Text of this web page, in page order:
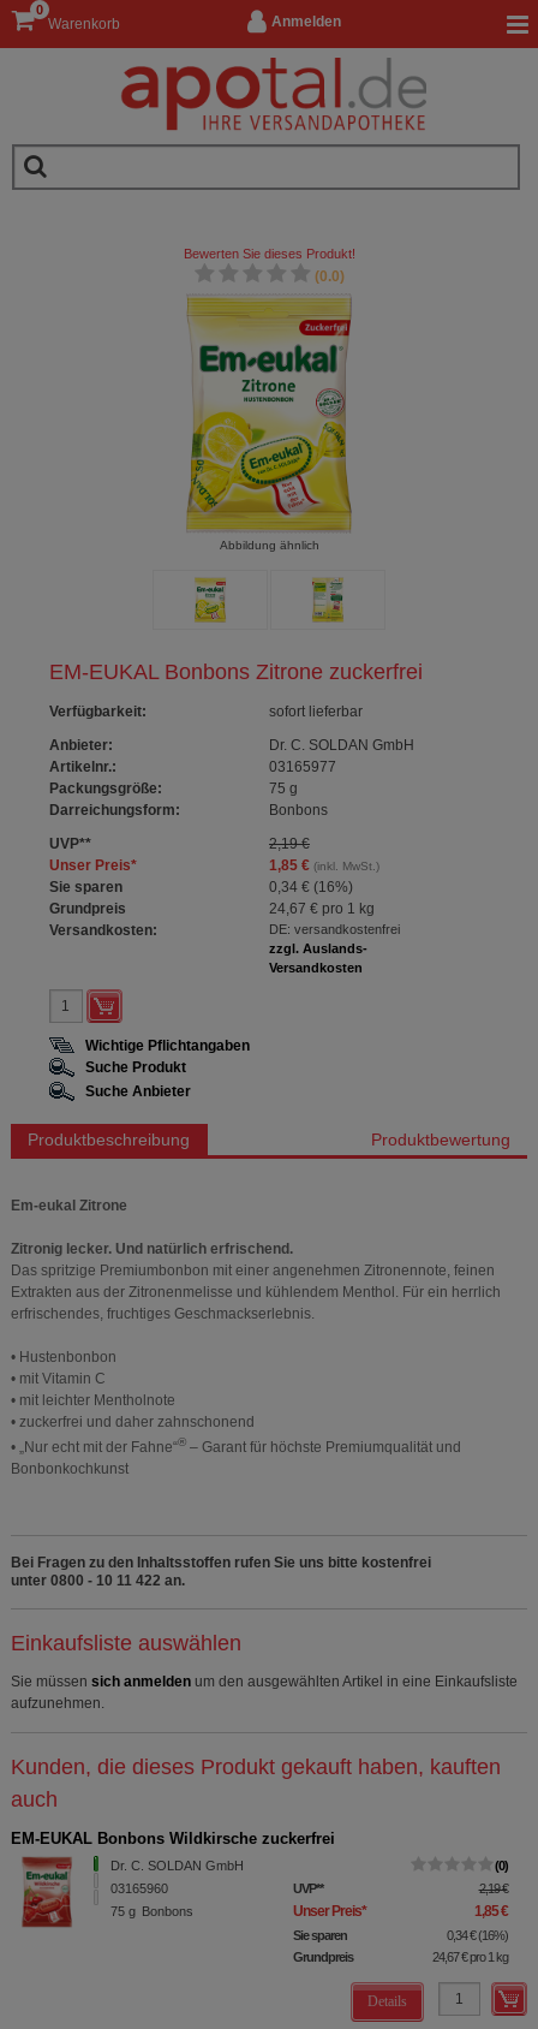
Anmelden
Warenkorb
0
EM-EUKAL Bonbons Zitrone zuckerfrei
Verfügbarkeit:
sofort lieferbar
Anbieter:
Dr. C. SOLDAN GmbH
Artikelnr.:
03165977
Packungsgröße:
75 g
Darreichungsform:
Bonbons
UVP**
2,19 €
Unser Preis* 1,85 €(inkl. MwSt.)
Sie sparen 0,34 € (16%)
Grundpreis
24,67 €pro 1 kg
Versandkosten:
DE: versandkostenfrei
zzgl. Auslands-
Versandkosten
Bewerten Sie dieses Produkt!
(0.0)
Abbildung ähnlich
Wichtige Pflichtangaben
Suche Produkt
Suche Anbieter
Produktbeschreibung Produktbewertung
Em-eukal Zitrone
Zitronig lecker. Und natürlich erfrischend.
Das spritzige Premiumbonbon mit einer angenehmen Zitronennote, feinen
Extrakten aus der Zitronenmelisse und kühlendem Menthol. Für ein herrlich
erfrischendes, fruchtiges Geschmackserlebnis.
• Hustenbonbon
• mit Vitamin C
• mit leichter Mentholnote
• zuckerfrei und daher zahnschonend
• „Nur echt mit der Fahne“®– Garant für höchste Premiumqualität und
Bonbonkochkunst
Bei Fragen zu den Inhaltsstoffen rufen Sie uns bitte kostenfrei
unter 0800 - 10 11 422 an.
Einkaufsliste auswählen
Sie müssen sich anmelden um den ausgewählten Artikel in eine Einkaufsliste
aufzunehmen.
Kunden, die dieses Produkt gekauft haben, kauften
auch
EM-EUKAL Bonbons Wildkirsche zuckerfrei
Dr. C. SOLDAN GmbH
03165960
75 g Bonbons
0
UVP** 2,19 €
Unser Preis* 1,85 €
Sie sparen 0,34 € (16%)
Grundpreis
24,67 €pro 1 kg
Details